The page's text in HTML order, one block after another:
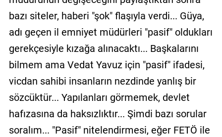
Künye
İletişim
Gizlilik
Sözleşmesi
Sözleşmesi
bazı siteler, haberi "şok" flaşıyla verdi... Güya,
adı geçen il emniyet müdürleri "pasif" oldukları
gerekçesiyle kızağa alınacaktı... Başkalarını
bilmem ama Vedat Yavuz için "pasif" ifadesi,
vicdan sahibi insanların nezdinde yanlış bir
sözcüktür... Yapılanları görmemek, devlet
hafızasına da haksızlıktır... Şimdi bazı sorular
soralım... "Pasif" nitelendirmesi, eğer FETÖ ile